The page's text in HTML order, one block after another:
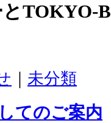
TOKYO-
未分類
てのご案内